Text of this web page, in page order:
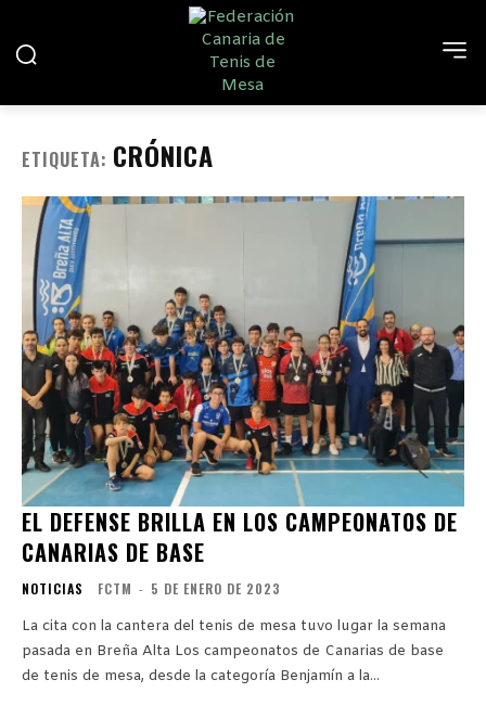
ETIQUETA: CRÓNICA
EL DEFENSE BRILLA EN LOS CAMPEONATOS DE
CANARIAS DE BASE
NOTICIAS FCTM - 5 DE ENERO DE 2023
La cita con la cantera del tenis de mesa tuvo lugar la semana
pasada en Breña Alta Los campeonatos de Canarias de base
de tenis de mesa, desde la categoría Benjamín a la...